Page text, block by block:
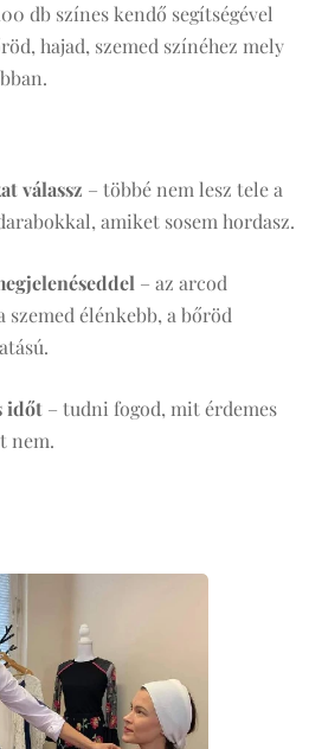
db színes kendő segítségével
hajad, szemed színéhez mely
válassz – többé nem lesz tele a
amiket sosem hordasz.
– az arcod
szemed élénkebb, a bőröd
időt – tudni fogod, mit érdemes
nem.